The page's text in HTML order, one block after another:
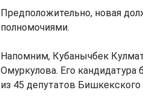
Предположительно, новая
полномочиями.
Напомним, Кубанычбек
Омуркулова. Его кандидатура
из 45 депутатов Бишкекского